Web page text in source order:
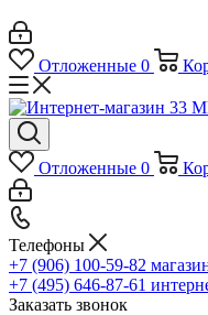
Отложенные 0
Отложенные 0
Телефоны
+7 (906) 100-59-82
+7 (495) 646-87-61
Заказать звонок